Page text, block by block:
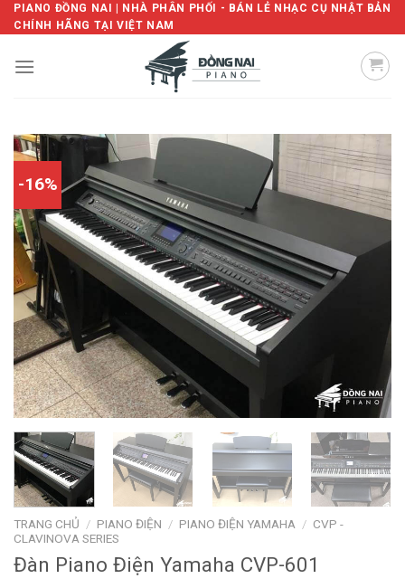
Skip
to
PIANO ĐỒNG NAI | NHÀ PHÂN PHỐI - BÁN LẺ NHẠC CỤ NHẬT BẢN
CHÍNH HÃNG TẠI VIỆT NAM
-16%
TRANG CHỦ / PIANO ĐIỆN / PIANO ĐIỆN YAMAHA / CVP -
CLAVINOVA SERIES
Đàn Piano Điện Yamaha CVP-601